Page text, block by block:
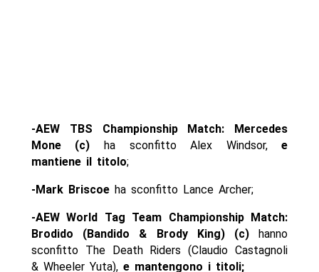
-AEW TBS Championship Match: Mercedes
Mone (c) ha sconfitto Alex Windsor,e
mantiene il titolo;
-Mark Briscoeha sconfitto Lance Archer;
-AEW World Tag Team Championship Match:
Brodido (Bandido & Brody King) (c)hanno
sconfitto The Death Riders (Claudio Castagnoli
& Wheeler Yuta), e mantengono i titoli;